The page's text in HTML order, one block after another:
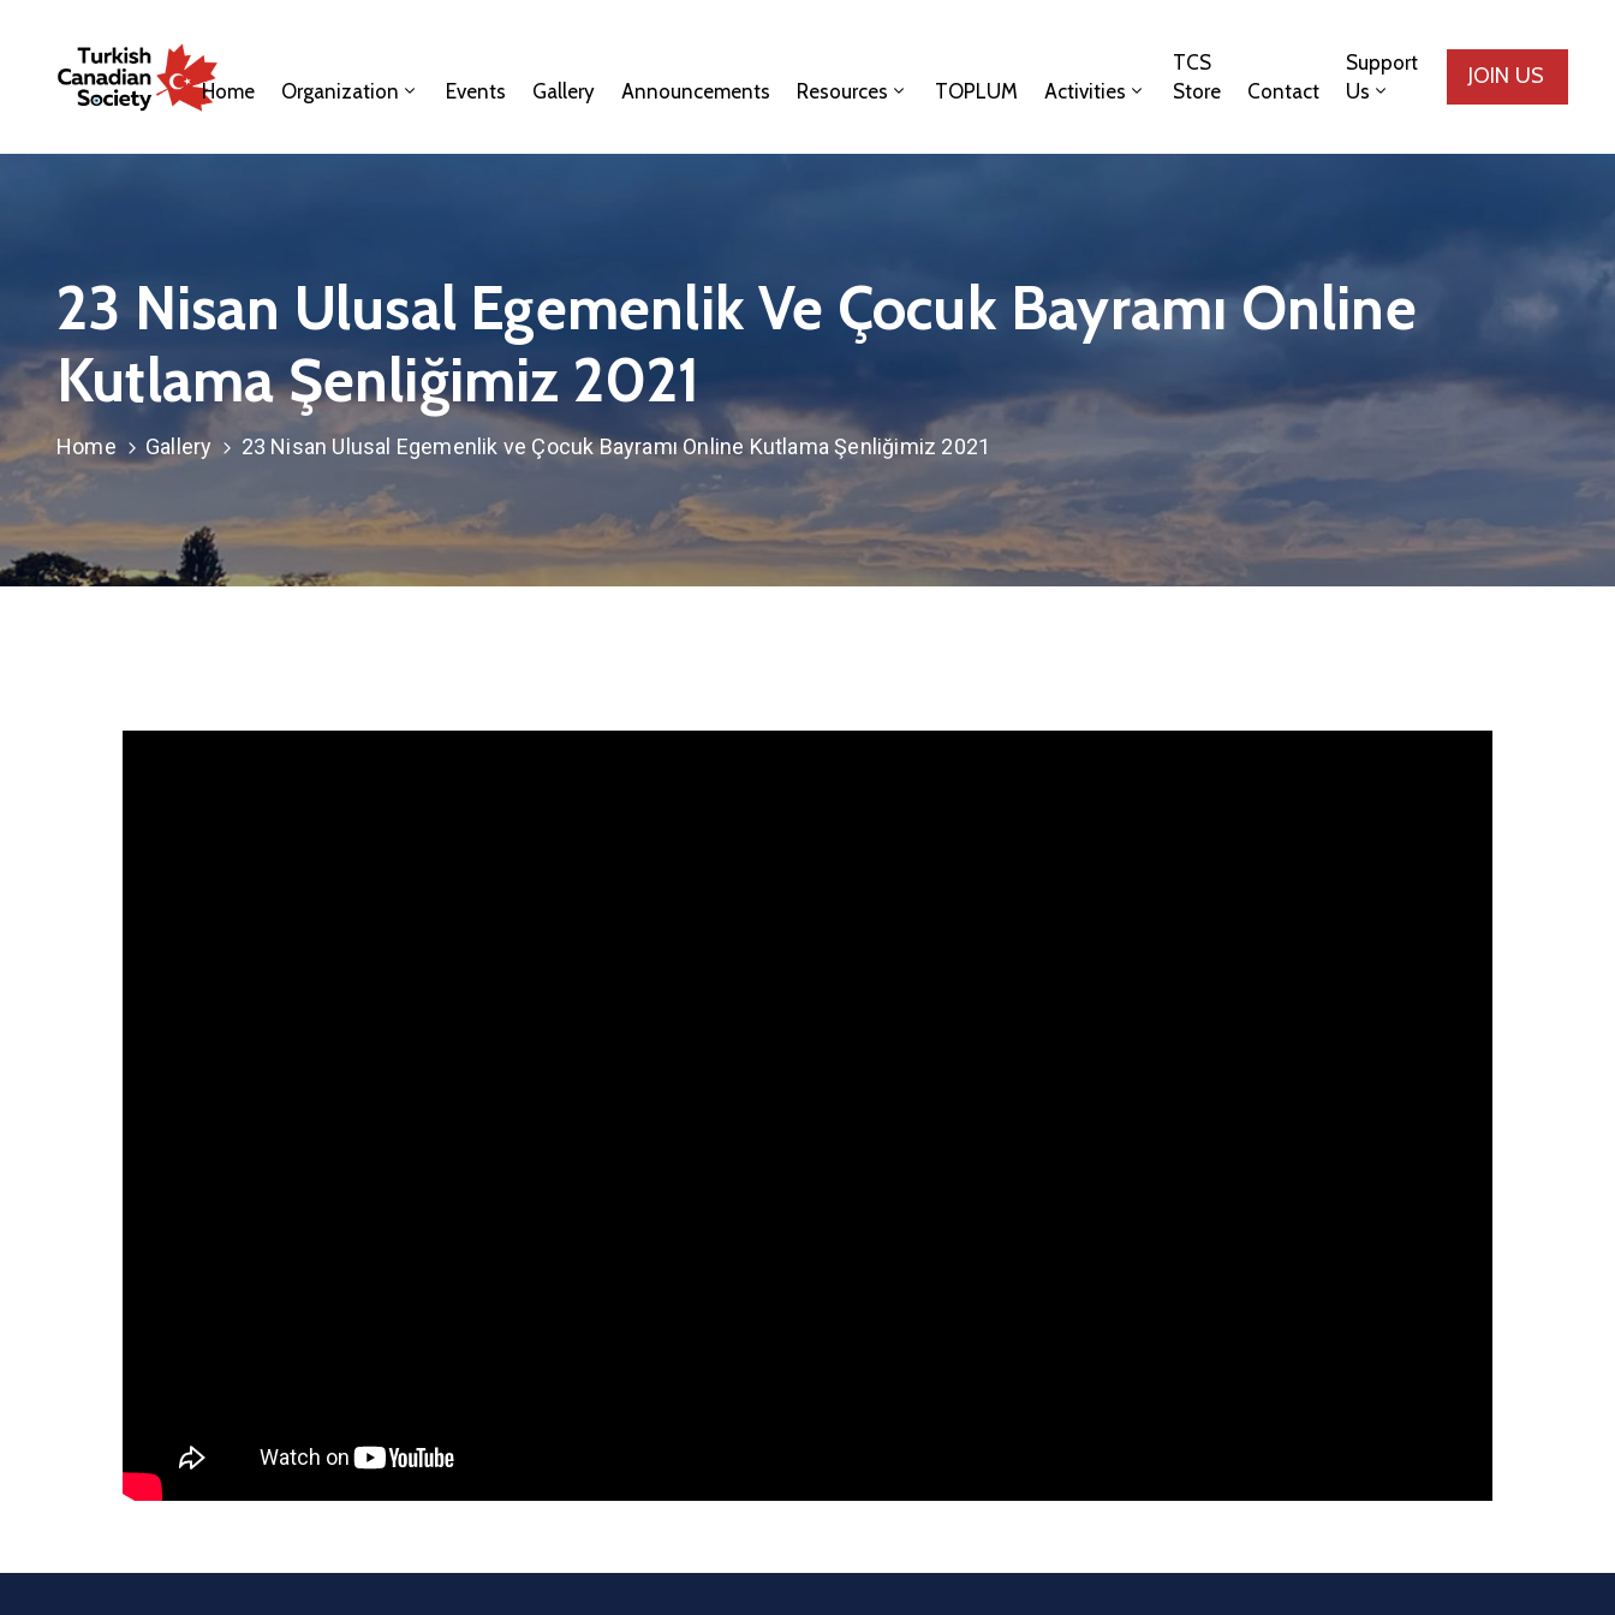
Home Organization Events Gallery Announcements Resources TOPLUM Activities
TCS
Store
Contact
Support
Us
JOIN US
23 Nisan Ulusal Egemenlik Ve Çocuk Bayramı Online
Kutlama Şenliğimiz 2021
Home Gallery 23 Nisan Ulusal Egemenlik ve Çocuk Bayramı Online Kutlama Şenliğimiz 2021